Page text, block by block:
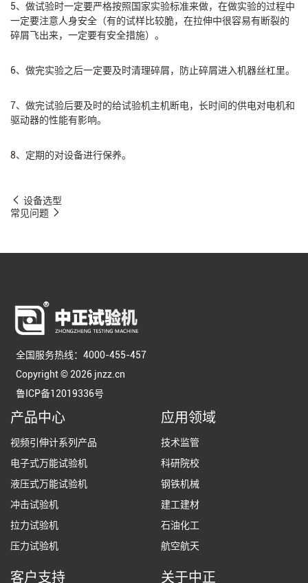
5、做试验时一定要严格按照国家实验标准来做，在做实验的过程中
一定要注意人身安全（有的试样比较脆，在拉伸中很容易有断裂的
碎屑飞出来，一定要有安全措施）。
6、做完实验之后一定要及时清理碎屑，防止碎屑进入机器丝杠里。
7、做完试验后要及时的给试验机主机断电，长时间的供电对电机和
驱动器的性能有影响。
8、定期的对设备进行保养。
设备选型
常见问题
全国服务热线：4000-455-457
Copyright © 2026 jnzz.cn
鲁ICP备12019336号
产品中心
视频引伸计系列产品
电子式万能试验机
液压式万能试验机
冲击试验机
拉力试验机
压力试验机
应用领域
技术监管
科研院校
钢铁机械
建工建材
石油化工
航空航天
客户支持 关于中正